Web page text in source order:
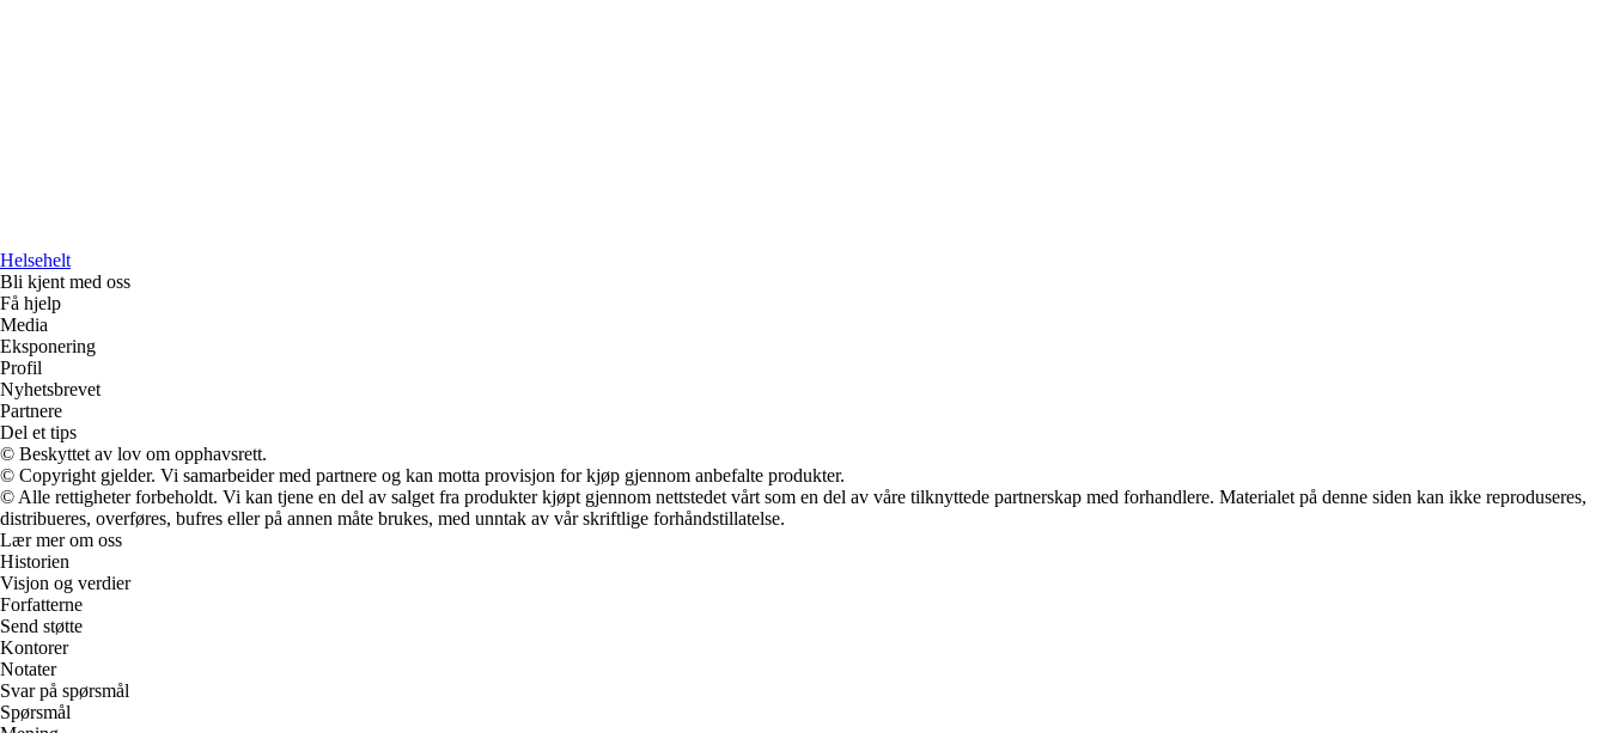
Helsehelt
Bli kjent med oss
Få hjelp
Media
Eksponering
Profil
Nyhetsbrevet
Partnere
Del et tips
© Beskyttet av lov om opphavsrett.
© Copyright gjelder. Vi samarbeider med partnere og kan motta provisjon for kjøp gjennom anbefalte produkter.
© Alle rettigheter forbeholdt. Vi kan tjene en del av salget fra produkter kjøpt gjennom nettstedet vårt som en del av våre tilknyttede partnerskap med forhandlere. Materialet på denne siden kan ikke reproduseres,
distribueres, overføres, bufres eller på annen måte brukes, med unntak av vår skriftlige forhåndstillatelse.
Lær mer om oss
Historien
Visjon og verdier
Forfatterne
Send støtte
Kontorer
Notater
Svar på spørsmål
Spørsmål